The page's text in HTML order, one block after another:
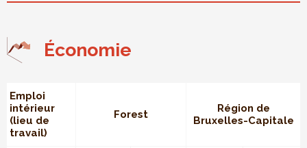
Économie
Emploi
intérieur
(lieu de
travail)
Forest
Région de
Bruxelles-Capitale